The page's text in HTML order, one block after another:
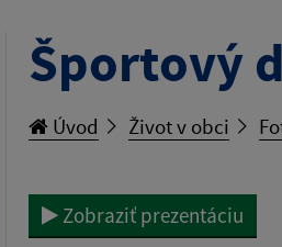
Športový
Úvod Život v obci
Zobraziť prezentáciu